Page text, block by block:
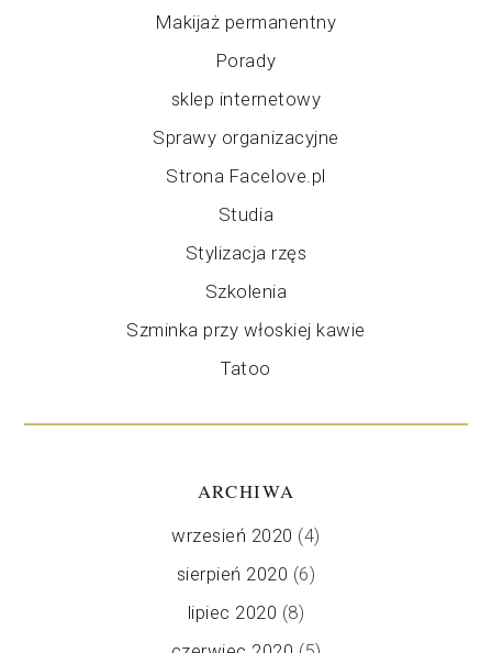
Makijaż permanentny
Porady
sklep internetowy
Sprawy organizacyjne
Strona Facelove.pl
Studia
Stylizacja rzęs
Szkolenia
Szminka przy włoskiej kawie
Tatoo
ARCHIWA
wrzesień 2020 (4)
sierpień 2020 (6)
lipiec 2020 (8)